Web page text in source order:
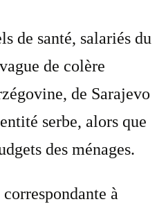
de santé, salariés du
de colère
de Sarajevo
serbe, alors que
des ménages.
à